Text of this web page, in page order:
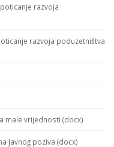
razvoja
razvoja poduzetništva
male vrijednosti (docx)
Javnog poziva (docx)